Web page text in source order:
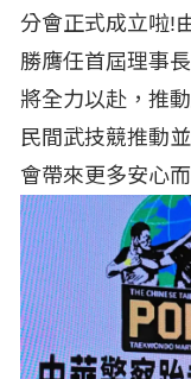
分會正式成立啦!
勝膺任首屆理事
將全力以赴，推
民間武技競推動
會帶來更多安心